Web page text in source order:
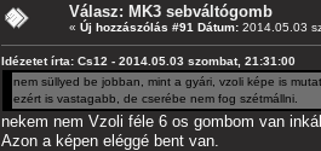
Válasz: MK3 sebváltógomb
« Új hozzászólás #91 Dátum: 2014.05.03
Idézetet írta: Cs12 - 2014.05.03 szombat, 21:31:00
nem süllyed be jobban, mint a gyári, vzoli képe is
ezért is vastagabb, de cserébe nem fog szétmállni.
nekem nem Vzoli féle 6 os gombom van
Azon a képen eléggé bent van.